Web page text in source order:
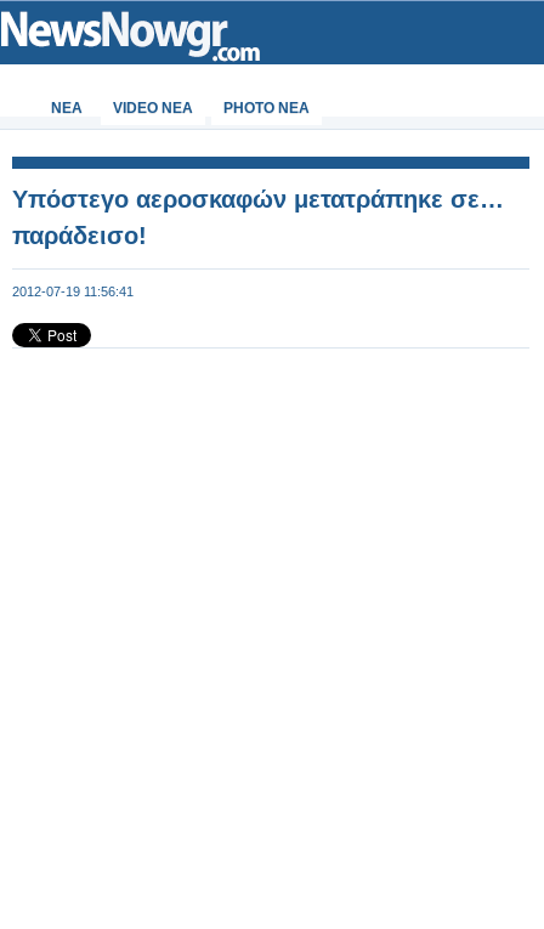
ΝΕΑ VIDEO NEA PHOTO NEA
Υπόστεγο αεροσκαφών μετατράπηκε σε…
παράδεισο!
2012-07-19 11:56:41